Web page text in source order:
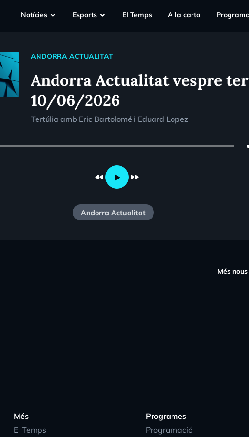
Notícies Esports EI Temps A la carta
ANDORRA ACTUALITAT
Andorra Actualitat vespre
10/06/2026
Tertúlia amb Eric Bartolomé i Eduard Lopez
fast_rewind play_arrow fast_forward
Andorra Actualitat
Més nous
Més
EI Temps
Programes
Programació